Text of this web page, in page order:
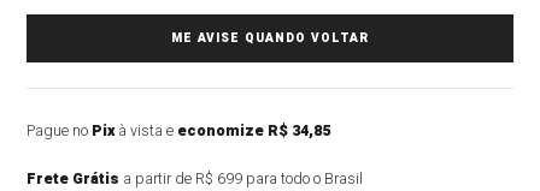
Pague no Pixà vista e economize R$ 34,85
Frete Grátis a partir de R$ 699 para todo o Brasil